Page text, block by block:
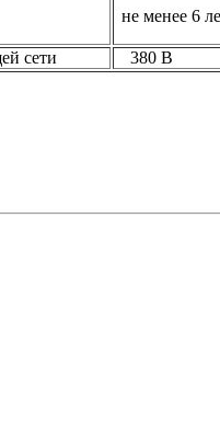
не менее 6
сети 380 В